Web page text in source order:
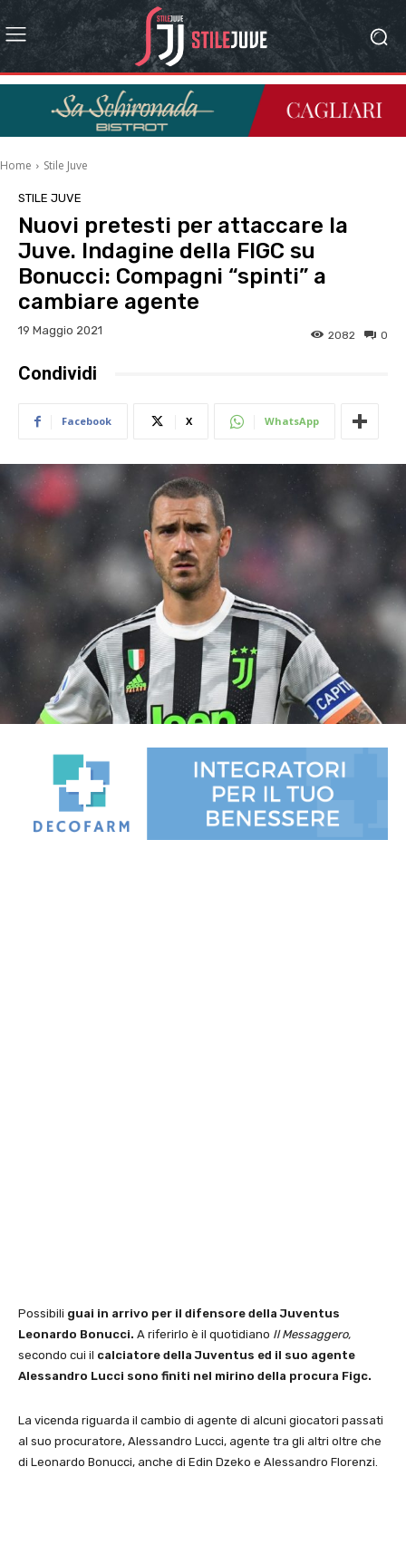
Home Stile Juve
STILE JUVE
Nuovi pretesti per attaccare la
Juve. Indagine della FIGC su
Bonucci: Compagni “spinti” a
cambiare agente
19 Maggio 2021 0
2082
Condividi
Facebook X WhatsApp
Possibili guai in arrivo per il difensore della Juventus
Leonardo Bonucci. A riferirlo è il quotidiano Il Messaggero,
secondo cui il calciatore della Juventus ed il suo agente
Alessandro Lucci sono finiti nel mirino della procura Figc.
La vicenda riguarda il cambio di agente di alcuni giocatori passati
al suo procuratore, Alessandro Lucci, agente tra gli altri oltre che
di Leonardo Bonucci, anche di Edin Dzeko e Alessandro Florenzi.